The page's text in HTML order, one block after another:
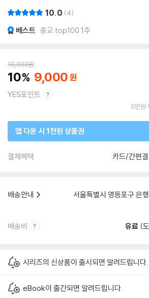
10.0 4
베스트 종교 top100 1주
10,000원
10 9,000
YES포인트
5만원
앱 다운 시 1천원 상품권
결제혜택 카드/간편
배송안내
서울특별시 영등포구 은
배송비 유료 (
시리즈의 신상품이 출시되면 알려드립니다.
eBook이 출간되면 알려드립니다.